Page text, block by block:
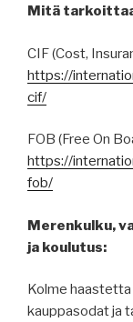
Mitä
CIF (Cost,
https://
cif/
FOB (Free On
https://
fob/
Merenkulku,
ja koulutus:
Kolme haastetta
kauppasodat ja